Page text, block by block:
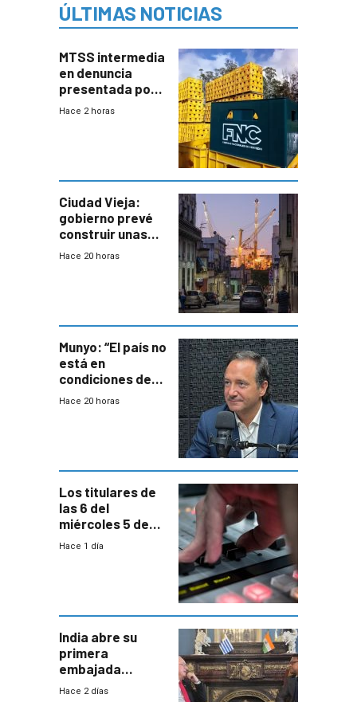
ÚLTIMAS NOTICIAS
MTSS intermedia
en denuncia
presentada por
FNC contra
Hace 2 horas
Ciudad Vieja:
gobierno prevé
construir unas
mil viviendas en
Hace 20 horas
Munyo: “El país no
está en
condiciones de
enfrentar una
Hace 20 horas
Los titulares de
las 6 del
miércoles 5 de
agosto de 2026
Hace 1 día
India abre su
primera
embajada
residente en
Hace 2 días